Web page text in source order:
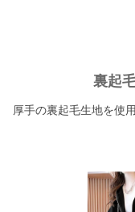
裏起
厚手の裏起毛生地を使